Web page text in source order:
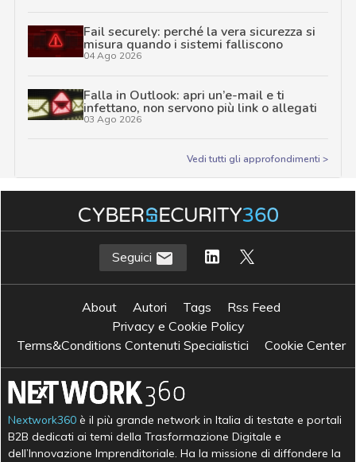
Fail securely: perché la vera sicurezza si
misura quando i sistemi falliscono
04 Ago 2026
Falla in Outlook: apri un’e-mail e ti
infettano, non servono più link o allegati
03 Ago 2026
Vedi tutti gli approfondimenti >
Seguici
About Autori Tags
Rss Feed
Privacy e Cookie Policy
Terms&Conditions Contenuti Specialistici
Cookie Center
Nextwork360 è il più grande network in Italia di testate e portali
B2B dedicati ai temi della Trasformazione Digitale e
dell’Innovazione Imprenditoriale. Ha la missione di diffondere la